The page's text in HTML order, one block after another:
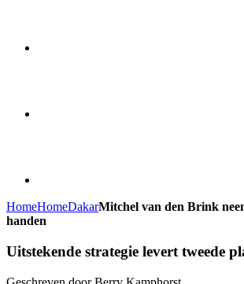
HomeHomeDakarMitchel van den Brink
handen
Uitstekende strategie levert tweede